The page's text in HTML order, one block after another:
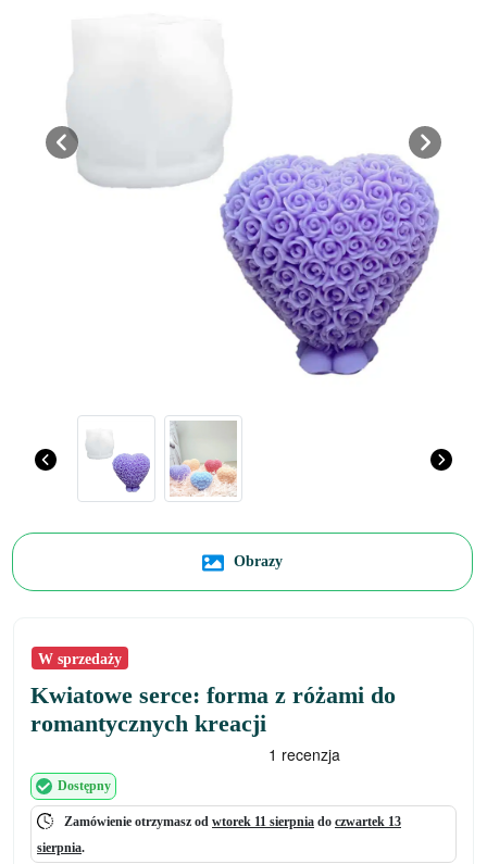
Previous Next
Obrazy
W sprzedaży
Kwiatowe serce: forma z różami do
romantycznych kreacji
Dostępny
Zamówienie otrzymasz od wtorek 11 sierpnia do czwartek 13
sierpnia.